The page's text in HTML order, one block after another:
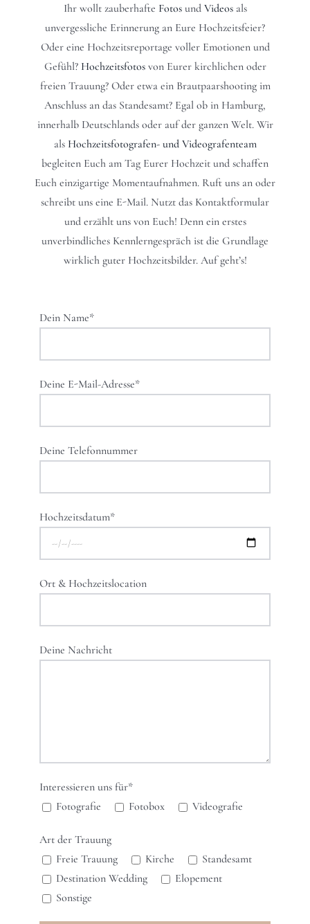
Ihr wollt zauberhafte Fotosund Videosals
unvergessliche Erinnerung an Eure Hochzeitsfeier?
Oder eine Hochzeitsreportage voller Emotionen und
Gefühl? Hochzeitsfotosvon Eurer kirchlichen oder
freien Trauung? Oder etwa ein Brautpaarshooting im
Anschluss an das Standesamt? Egal ob in Hamburg,
innerhalb Deutschlands oder auf der ganzen Welt. Wir
als Hochzeitsfotografen- und Videografenteam
begleiten Euch am Tag Eurer Hochzeit und schaffen
Euch einzigartige Momentaufnahmen. Ruft uns an oder
schreibt uns eine E-Mail. Nutzt das Kontaktformular
und erzählt uns von Euch! Denn ein erstes
unverbindliches Kennlerngespräch ist die Grundlage
wirklich guter Hochzeitsbilder. Auf geht’s!
Dein Name*
Deine E-Mail-Adresse*
Deine Telefonnummer
Hochzeitsdatum*
Ort & Hochzeitslocation
Deine Nachricht
Interessieren uns für*
Fotografie
Fotobox Videografie
Art der Trauung
Freie Trauung
Kirche
Standesamt
Destination Wedding
Elopement
Sonstige